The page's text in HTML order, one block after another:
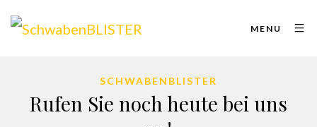
MENU
SCHWABENBLISTER
Rufen Sie noch heute bei uns